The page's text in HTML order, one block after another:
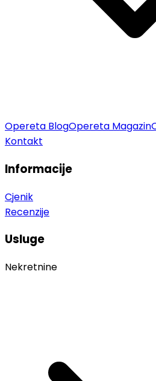
Opereta BlogOpereta Magazin
Kontakt
Informacije
Cjenik
Recenzije
Usluge
Nekretnine